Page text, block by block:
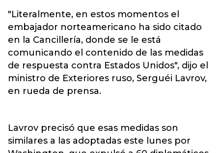
"Literalmente, en estos momentos el
embajador norteamericano ha sido citado
en la Cancillería, donde se le está
comunicando el contenido de las medidas
de respuesta contra Estados Unidos", dijo el
ministro de Exteriores ruso, Serguéi Lavrov,
en rueda de prensa.
Lavrov precisó que esas medidas son
similares a las adoptadas este lunes por